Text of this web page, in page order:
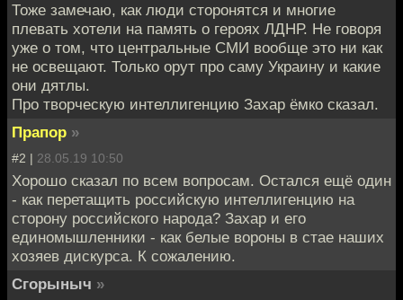
Тоже замечаю, как люди сторонятся и многие
плевать хотели на память о героях ЛДНР. Не говоря
уже о том, что центральные СМИ вообще это ни как
не освещают. Только орут про саму Украину и какие
они дятлы.
Про творческую интеллигенцию Захар ёмко сказал.
Прапор »
#2 | 28.05.19 10:50
Хорошо сказал по всем вопросам. Остался ещё один
- как перетащить российскую интеллигенцию на
сторону российского народа? Захар и его
единомышленники - как белые вороны в стае наших
хозяев дискурса. К сожалению.
Сгорыныч »